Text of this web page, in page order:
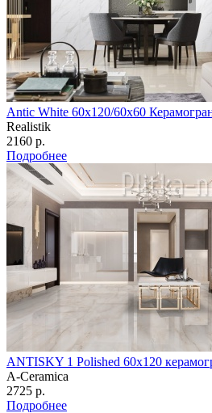
Antic White 60х120/60х60
Realistik
2160 р.
Подробнее
ANTISKY 1 Polished 60х120
A-Ceramica
2725 р.
Подробнее